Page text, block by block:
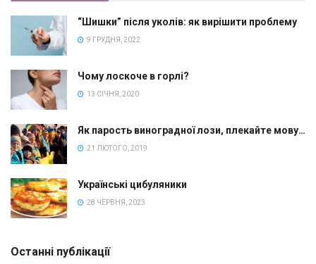
“Шишки” після уколів: як вирішити проблему
9 ГРУДНЯ, 2022
Чому лоскоче в горлі?
13 СІЧНЯ, 2020
Як парость виноградної лози, плекайте мову…
21 ЛЮТОГО, 2019
Українські цибуляники
28 ЧЕРВНЯ, 2023
Останні публікації